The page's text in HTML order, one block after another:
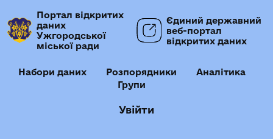
Портал відкритих
даних
Ужгородської
міської ради
Єдиний державний
веб-портал
відкритих даних
Набори даних Розпорядники
Аналітика
Групи
Увійти